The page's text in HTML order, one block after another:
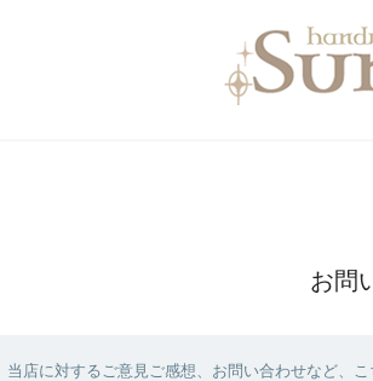
お問
当店に対するご意見ご感想、お問い合わせなど、